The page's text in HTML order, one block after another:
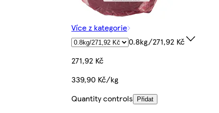
Více z kategorie
0.8kg/271,92 Kč
271,92 Kč
339,90 Kč/kg
Quantity controls
Přidat